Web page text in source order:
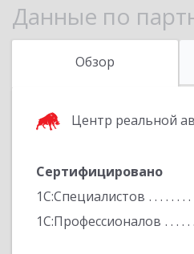
Данные по
Обзор
Центр реальной
Сертифицировано
1С:Специалистов
1С:Профессионалов